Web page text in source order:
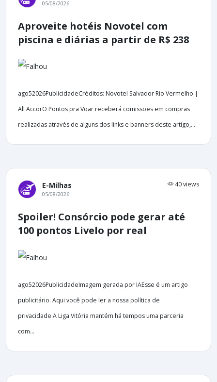
05/08/2026
Aproveite hotéis Novotel com
piscina e diárias a partir de R$ 238
ago52026PublicidadeCréditos: Novotel Salvador Rio Vermelho |
All AccorO Pontos pra Voar receberá comissões em compras
realizadas através de alguns dos links e banners deste artigo,...
E-Milhas 40 views
05/08/2026
Spoiler! Consórcio pode gerar até
100 pontos Livelo por real
ago52026PublicidadeImagem gerada por IAEsse é um artigo
publicitário. Aqui você pode ler a nossa política de
privacidade.A Liga Vitória mantém há tempos uma parceria
com...